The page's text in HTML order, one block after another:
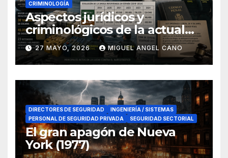
CRIMINOLOGÍA
Aspectos jurídicos y
criminológicos de la actual
lucha contra el narcotráfico
en el sur de España
27 MAYO, 2026 MIGUEL ANGEL CANO
DIRECTORES DE SEGURIDAD
INGENIERÍA / SISTEMAS
PERSONAL DE SEGURIDAD PRIVADA
SEGURIDAD SECTORIAL
El gran apagón de Nueva
York (1977)